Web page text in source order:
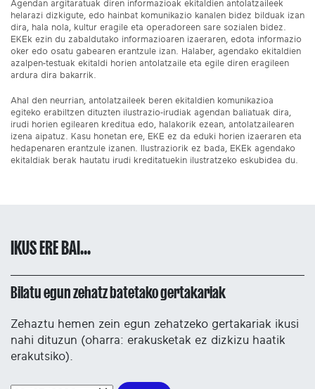
Agendan argitaratuak diren informazioak ekitaldien antolatzaileek
helarazi dizkigute, edo hainbat komunikazio kanalen bidez bilduak izan
dira, hala nola, kultur eragile eta operadoreen sare sozialen bidez.
EKEk ezin du zabaldutako informazioaren izaeraren, edota informazio
oker edo osatu gabearen erantzule izan. Halaber, agendako ekitaldien
azalpen-testuak ekitaldi horien antolatzaile eta egile diren eragileen
ardura dira bakarrik.
Ahal den neurrian, antolatzaileek beren ekitaldien komunikazioa
egiteko erabiltzen dituzten ilustrazio-irudiak agendan baliatuak dira,
irudi horien egilearen kreditua edo, halakorik ezean, antolatzailearen
izena aipatuz. Kasu honetan ere, EKE ez da eduki horien izaeraren eta
hedapenaren erantzule izanen. Ilustraziorik ez bada, EKEk agendako
ekitaldiak berak hautatu irudi kreditatuekin ilustratzeko eskubidea du.
IKUS ERE BAI...
Bilatu egun zehatz batetako gertakariak
Zehaztu hemen zein egun zehatzeko gertakariak ikusi
nahi dituzun (oharra: erakusketak ez dizkizu haatik
erakutsiko).